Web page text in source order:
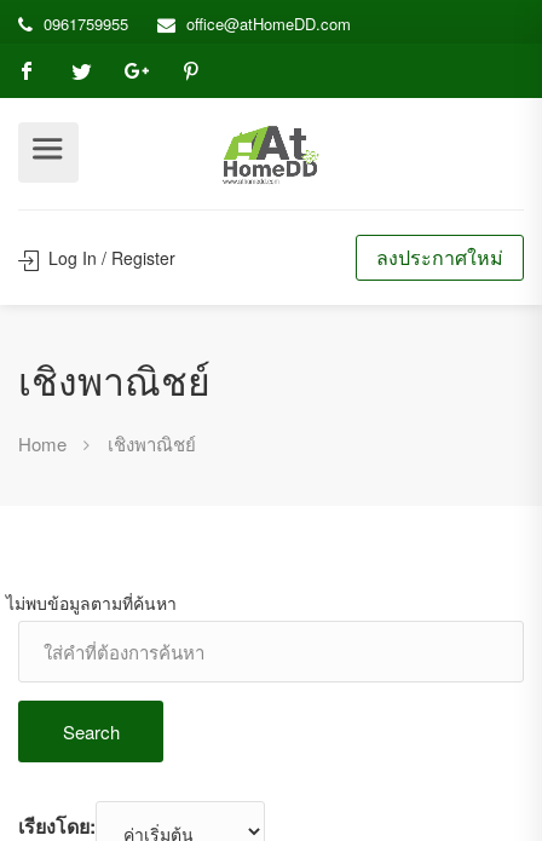
0961759955 office@atHomeDD.com
Log In / Register ลงประกาศใหม่
เชิงพาณิชย์
Home เชิงพาณิชย์
ไม่พบข้อมูลตามที่ค้นหา
Search
เรียงโดย: